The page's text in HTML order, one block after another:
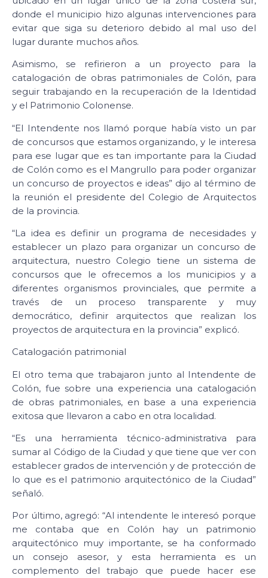
donde el municipio hizo algunas intervenciones para
evitar que siga su deterioro debido al mal uso del
lugar durante muchos años.
Asimismo, se refirieron a un proyecto para la
catalogación de obras patrimoniales de Colón, para
seguir trabajando en la recuperación de la Identidad
y el Patrimonio Colonense.
“El Intendente nos llamó porque había visto un par
de concursos que estamos organizando, y le interesa
para ese lugar que es tan importante para la Ciudad
de Colón como es el Mangrullo para poder organizar
un concurso de proyectos e ideas” dijo al término de
la reunión el presidente del Colegio de Arquitectos
de la provincia.
“La idea es definir un programa de necesidades y
establecer un plazo para organizar un concurso de
arquitectura, nuestro Colegio tiene un sistema de
concursos que le ofrecemos a los municipios y a
diferentes organismos provinciales, que permite a
través de un proceso transparente y muy
democrático, definir arquitectos que realizan los
proyectos de arquitectura en la provincia” explicó.
Catalogación patrimonial
El otro tema que trabajaron junto al Intendente de
Colón, fue sobre una experiencia una catalogación
de obras patrimoniales, en base a una experiencia
exitosa que llevaron a cabo en otra localidad.
“Es una herramienta técnico-administrativa para
sumar al Código de la Ciudad y que tiene que ver con
establecer grados de intervención y de protección de
lo que es el patrimonio arquitectónico de la Ciudad”
señaló.
Por último, agregó: “Al intendente le interesó porque
me contaba que en Colón hay un patrimonio
arquitectónico muy importante, se ha conformado
un consejo asesor, y esta herramienta es un
complemento del trabajo que puede hacer ese